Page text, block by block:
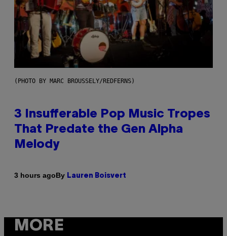
(PHOTO BY MARC BROUSSELY/REDFERNS)
3 Insufferable Pop Music Tropes
That Predate the Gen Alpha
Melody
3 hours agoBy Lauren Boisvert
MORE